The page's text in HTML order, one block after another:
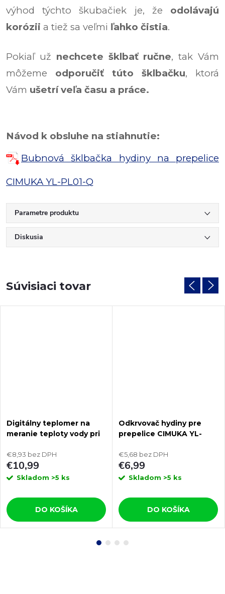
výhod týchto škubačiek je, že odolávajú
korózii a tiež sa veľmi ľahko čistia.
Pokiaľ už nechcete šklbať ručne, tak Vám
môžeme odporučiť túto šklbačku, ktorá
Vám ušetrí veľa času a práce.
Návod k obsluhe na stiahnutie:
Bubnová šklbačka hydiny na prepelice
CIMUKA YL-PL01-Q
Parametre produktu
Diskusia
Súvisiaci tovar
Digitálny teplomer na
meranie teploty vody pri
DT-110
€8,93 bez DPH
€10,99
Skladom >5 ks
DO KOŠÍKA
Odkrvovač hydiny pre
prepelice CIMUKA YL-
€5,68 bez DPH
€6,99
Skladom >5 ks
DO KOŠÍKA